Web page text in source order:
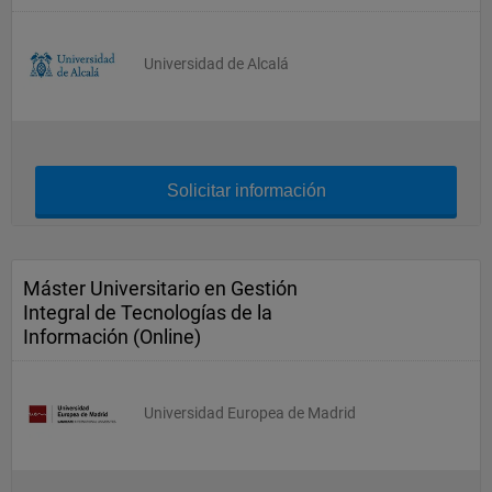
Universidad de Alcalá
Solicitar información
Máster Universitario en Gestión
Integral de Tecnologías de la
Información (Online)
Universidad Europea de Madrid